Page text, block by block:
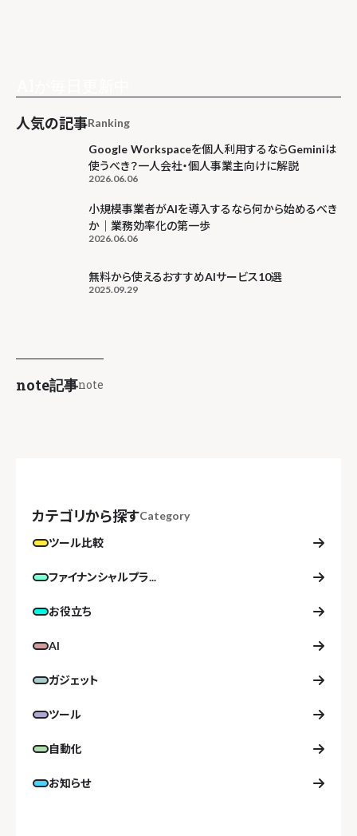
人気の記事Ranking
Google Workspaceを個人利用するならGeminiは
使うべき？一人会社・個人事業主向けに解説
2026.06.06
小規模事業者がAIを導入するなら何から始めるべき
か｜業務効率化の第一歩
2026.06.06
無料から使えるおすすめAIサービス10選
2025.09.29
note記事note
カテゴリから探すCategory
ツール比較
ファイナンシャルプラ...
お役立ち
AI
ガジェット
ツール
自動化
お知らせ